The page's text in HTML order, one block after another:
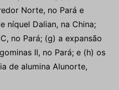
Norte, no Pará e
níquel Dalian, na China;
no Pará; (g) a expansão
II, no Pará; e (h) os
de alumina Alunorte,